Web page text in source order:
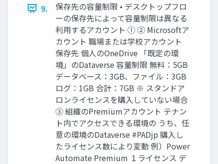
9.
保存先の容量制限 • デスクトップフロ
ーの保存先によって容量制限は異なる
利用するアカウント ① ② Microsoftア
カウント 職場または学校アカウント
保存先 個人のOneDrive 「既定の環
境」のDataverse 容量制限 無料：5GB
データベース：3GB、ファイル：3GB
ログ：1GB 合計：7GB ※ スタンドア
ロンライセンスを購入していない場合
③ 組織のPremiumアカウント テナン
ト内でアクセスできる環境の うち、任
意の環境のDataverse #PADjp 購入し
たライセンス数により変動 例）Power
Automate Premium １ライセンス デ